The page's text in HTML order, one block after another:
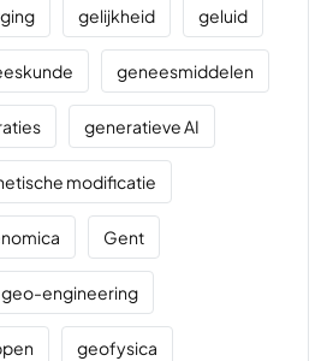
gelijkheid geluid
geneesmiddelen
generatieve AI
modificatie
Gent
geo-engineering
geofysica